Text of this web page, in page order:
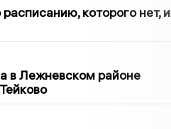
которого нет, и
в Лежневском районе